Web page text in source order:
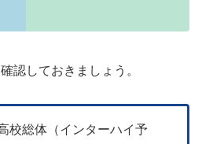
認しておきましょう。
総体（インターハイ予